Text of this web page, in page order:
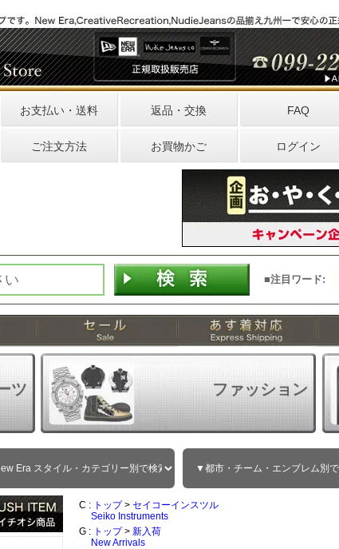
お支払い・送料 返品・交換 FAQ
ご注文方法 お買物かご ログイン
■注目ワード:
ツ ファッション
C : トップ> セイコーインスツル
Seiko Instruments
G : トップ> 新入荷
New Arrivals